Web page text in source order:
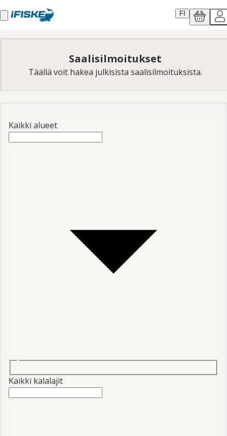
FI
Saalisilmoitukset
Täällä voit hakea julkisista saalisilmoituksista.
Kaikki alueet
Kaikki kalalajit